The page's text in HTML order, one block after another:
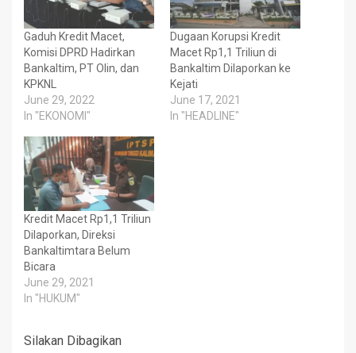
Gaduh Kredit Macet,
Komisi DPRD Hadirkan
Bankaltim, PT Olin, dan
KPKNL
June 29, 2022
In "EKONOMI"
Dugaan Korupsi Kredit
Macet Rp1,1 Triliun di
Bankaltim Dilaporkan ke
Kejati
June 17, 2021
In "HEADLINE"
Kredit Macet Rp1,1 Triliun
Dilaporkan, Direksi
Bankaltimtara Belum
Bicara
June 29, 2021
In "HUKUM"
Silakan Dibagikan